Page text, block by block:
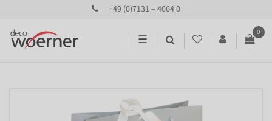
+49 (0)7131 – 4064 0
☰
0